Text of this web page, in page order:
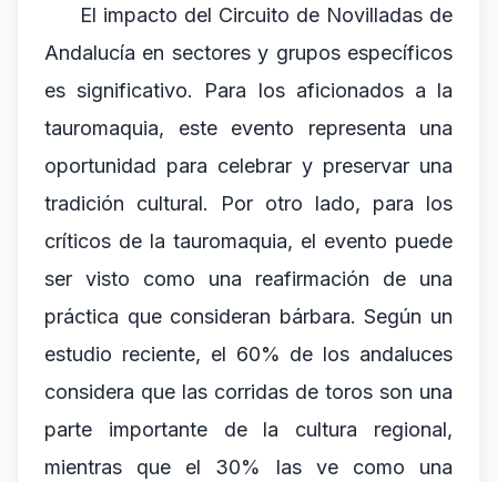
El impacto del Circuito de Novilladas de
Andalucía en sectores y grupos específicos
es significativo. Para los aficionados a la
tauromaquia, este evento representa una
oportunidad para celebrar y preservar una
tradición cultural. Por otro lado, para los
críticos de la tauromaquia, el evento puede
ser visto como una reafirmación de una
práctica que consideran bárbara. Según un
estudio reciente, el 60% de los andaluces
considera que las corridas de toros son una
parte importante de la cultura regional,
mientras que el 30% las ve como una